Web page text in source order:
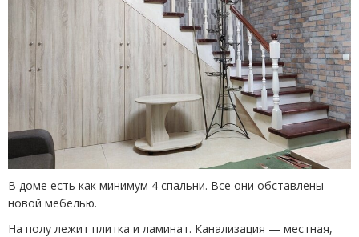
В доме есть как минимум 4 спальни. Все они обставлены
новой мебелью.
На полу лежит плитка и ламинат. Канализация — местная,